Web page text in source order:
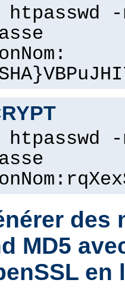
htpasswd -
htpasswd -
des
MD5
en